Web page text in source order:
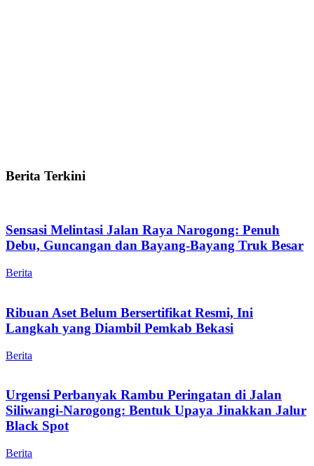
Berita Terkini
Sensasi Melintasi Jalan Raya Narogong: Penuh
Debu, Guncangan dan Bayang-Bayang Truk Besar
Berita
Ribuan Aset Belum Bersertifikat Resmi, Ini
Langkah yang Diambil Pemkab Bekasi
Berita
Urgensi Perbanyak Rambu Peringatan di Jalan
Siliwangi-Narogong: Bentuk Upaya Jinakkan Jalur
Black Spot
Berita